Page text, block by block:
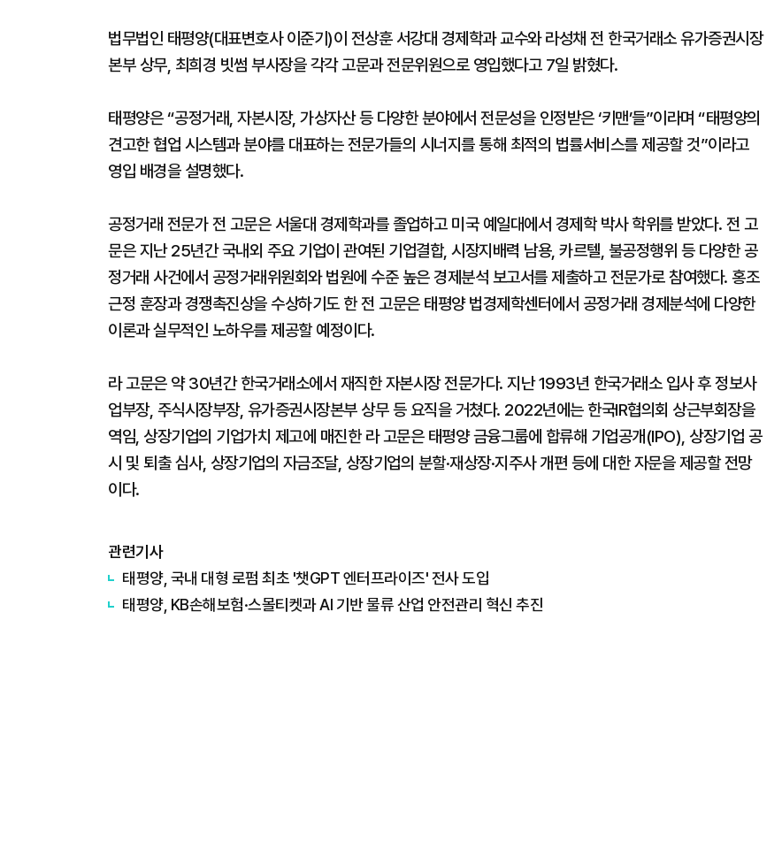
법무법인 태평양(대표변호사 이준기)이 전상훈 서강대 경제학과 교수와 라성채 전 한국거래소 유가증권시장
본부 상무, 최희경 빗썸 부사장을 각각 고문과 전문위원으로 영입했다고 7일 밝혔다.
태평양은 “공정거래, 자본시장, 가상자산 등 다양한 분야에서 전문성을 인정받은 ‘키맨’들”이라며 “태평양의
견고한 협업 시스템과 분야를 대표하는 전문가들의 시너지를 통해 최적의 법률서비스를 제공할 것”이라고
영입 배경을 설명했다.
공정거래 전문가 전 고문은 서울대 경제학과를 졸업하고 미국 예일대에서 경제학 박사 학위를 받았다. 전 고
문은 지난 25년간 국내외 주요 기업이 관여된 기업결합, 시장지배력 남용, 카르텔, 불공정행위 등 다양한 공
정거래 사건에서 공정거래위원회와 법원에 수준 높은 경제분석 보고서를 제출하고 전문가로 참여했다. 홍조
근정 훈장과 경쟁촉진상을 수상하기도 한 전 고문은 태평양 법경제학센터에서 공정거래 경제분석에 다양한
이론과 실무적인 노하우를 제공할 예정이다.
라 고문은 약 30년간 한국거래소에서 재직한 자본시장 전문가다. 지난 1993년 한국거래소 입사 후 정보사
업부장, 주식시장부장, 유가증권시장본부 상무 등 요직을 거쳤다. 2022년에는 한국IR협의회 상근부회장을
역임, 상장기업의 기업가치 제고에 매진한 라 고문은 태평양 금융그룹에 합류해 기업공개(IPO), 상장기업 공
시 및 퇴출 심사, 상장기업의 자금조달, 상장기업의 분할·재상장·지주사 개편 등에 대한 자문을 제공할 전망
이다.
관련기사
태평양, 국내 대형 로펌 최초 '챗GPT 엔터프라이즈' 전사 도입
태평양, KB손해보험·스몰티켓과 AI 기반 물류 산업 안전관리 혁신 추진